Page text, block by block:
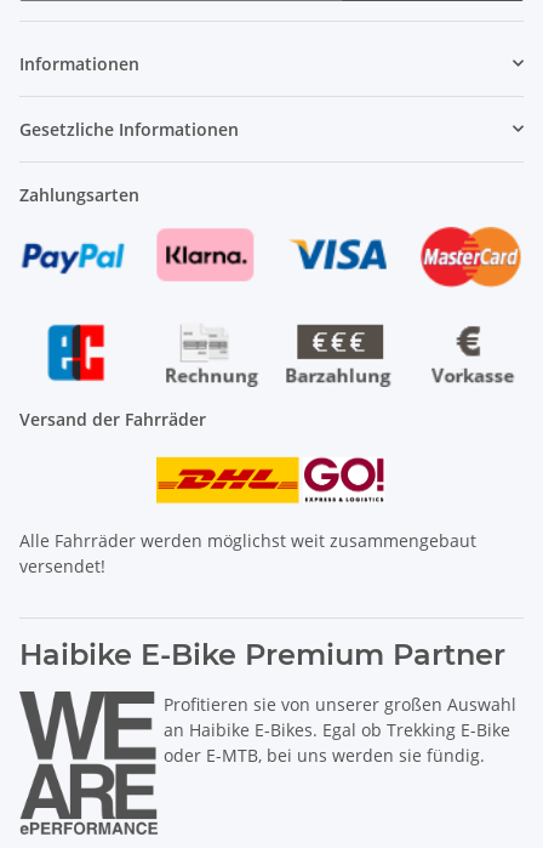
Informationen
Gesetzliche Informationen
Zahlungsarten
Versand der Fahrräder
Alle Fahrräder werden möglichst weit zusammengebaut
versendet!
Haibike E-Bike Premium Partner
Profitieren sie von unserer großen Auswahl
an Haibike E-Bikes. Egal ob Trekking E-Bike
oder E-MTB, bei uns werden sie fündig.